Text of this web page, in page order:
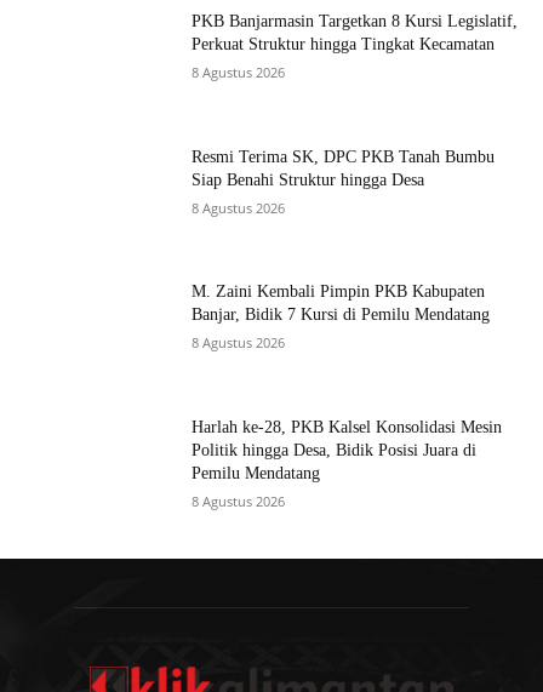
PKB Banjarmasin Targetkan 8 Kursi Legislatif,
Perkuat Struktur hingga Tingkat Kecamatan
8 Agustus 2026
Resmi Terima SK, DPC PKB Tanah Bumbu
Siap Benahi Struktur hingga Desa
8 Agustus 2026
M. Zaini Kembali Pimpin PKB Kabupaten
Banjar, Bidik 7 Kursi di Pemilu Mendatang
8 Agustus 2026
Harlah ke-28, PKB Kalsel Konsolidasi Mesin
Politik hingga Desa, Bidik Posisi Juara di
Pemilu Mendatang
8 Agustus 2026